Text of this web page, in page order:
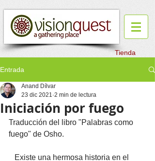
Tienda
Entrada
Iniciación por fuego
Anand Dílvar
23 dic 2021 2 min de lectura
Traducción del libro "Palabras como
fuego" de Osho.